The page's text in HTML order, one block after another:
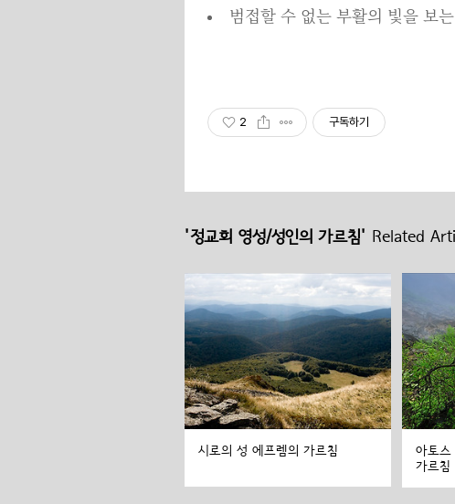
범접할 수 없는 부활의 빛을 보
2 구독하기
'정교회 영성/성인의 가르침' Related
시로의 성 에프렘의 가르침
아토스
가르침